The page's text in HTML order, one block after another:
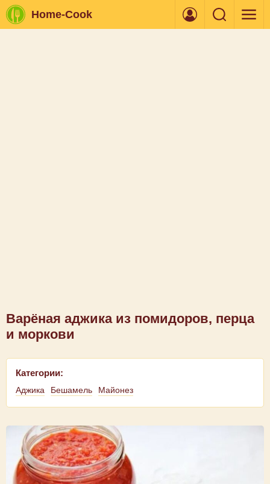
Home-Cook
Варёная аджика из помидоров, перца
и моркови
Категории:
Аджика Бешамель Майонез